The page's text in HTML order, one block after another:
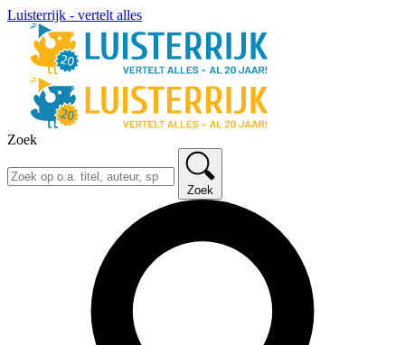
Luisterrijk - vertelt alles
Zoek
Zoek